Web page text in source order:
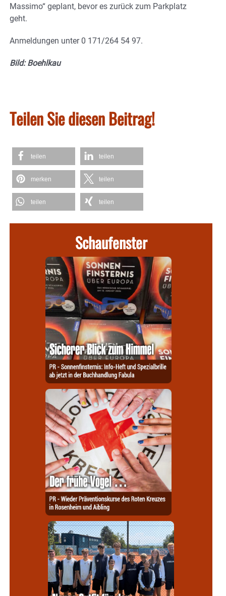
Massimo“ geplant, bevor es zurück zum Parkplatz
geht.
Anmeldungen unter 0 171/264 54 97.
Bild: Boehlkau
Teilen Sie diesen Beitrag!
teilen teilen
merken teilen
teilen teilen
Schaufenster